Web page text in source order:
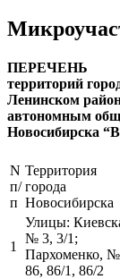
ПЕРЕЧЕНЬ
территорий
Ленинском
автономным
Новосибирска
N
п/
п
Территория
города
Новосибирска
1
Улицы:
№ 3, 3/1;
Пархоменко, №
86, 86/1, 86/2